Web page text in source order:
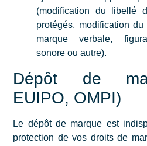
(modification du libellé
protégés, modification
marque verbale,
sonore ou autre).
Dépôt de
EUIPO, OMPI)
Le dépôt de marque est
protection de vos droits de